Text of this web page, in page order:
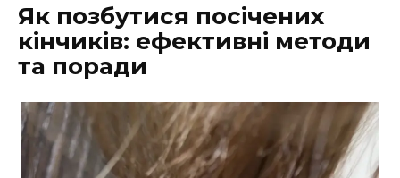
Як позбутися посічених
кінчиків: ефективні методи
та поради